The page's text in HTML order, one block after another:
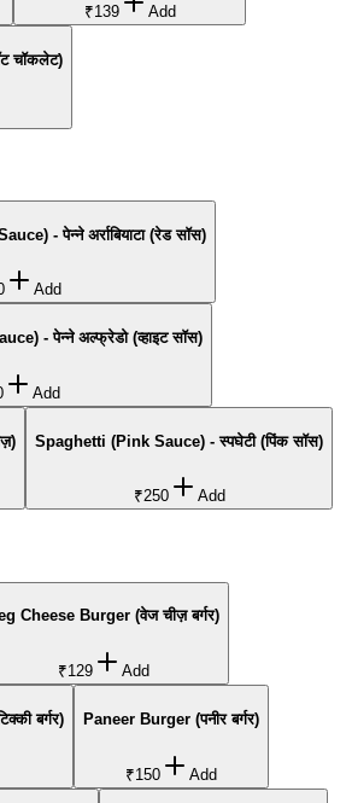
₹139 Add
चॉकलेट)
- पेन्ने अर्राबियाटा (रेड सॉस)
Add
- पेन्ने अल्फ्रेडो (व्हाइट सॉस)
Add
Spaghetti (Pink Sauce) - स्पघेटी (पिंक सॉस)
₹250 Add
Cheese Burger (वेज चीज़ बर्गर)
₹129 Add
बर्गर) Paneer Burger (पनीर बर्गर)
₹150 Add